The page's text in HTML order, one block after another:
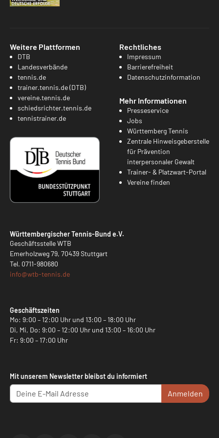
Weitere Plattformen
DTB
Landesverbände
tennis.de
trainer.tennis.de (DTB)
vereine.tennis.de
schiedsrichter.tennis.de
tennistrainer.de
Rechtliches
Impressum
Barrierefreiheit
Datenschutzinformation
Mehr Informationen
Presseservice
Jobs
Württemberg Tennis
Zentrale Hinweisgeberstelle
für Prävention
interpersonaler Gewalt
Trainer- & Platzwart-Portal
Vereine finden
Württembergischer Tennis-Bund e.V.
Geschäftsstelle WTB
Emerholzweg 79, 70439 Stuttgart
Tel. 0711-980680
info@wtb-tennis.de
Geschäftszeiten
Mo: 9:00 – 12:00 Uhr und 13:00 – 18:00 Uhr
Di, Mi, Do: 9:00 – 12:00 Uhr und 13:00 – 16:00 Uhr
Fr: 9:00 – 17:00 Uhr
Mit unserem Newsletter bleibst du informiert
Anmelden